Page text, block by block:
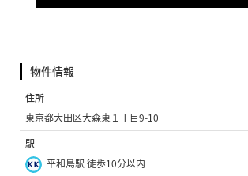
物件情報
住所
東京都大田区大森東１丁目9-10
駅
平和島駅 徒歩10分以内